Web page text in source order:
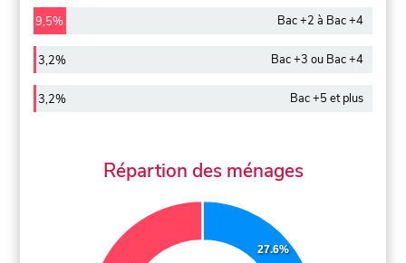
9,5% Bac +2 à Bac +4
3,2% Bac +3 ou Bac +4
3,2% Bac +5 et plus
Répartion des ménages
27.6%